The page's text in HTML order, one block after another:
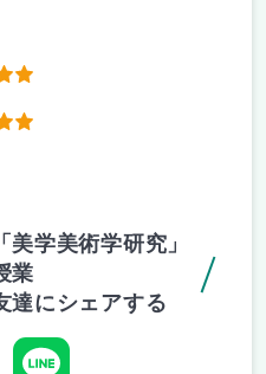
学美術学研究」
業
達にシェアする